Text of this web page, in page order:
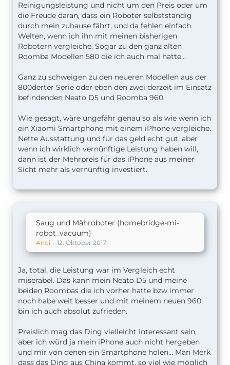
Reinigungsleistung und nicht um den Preis oder um
die Freude daran, dass ein Roboter selbstständig
durch mein zuhause fährt, und da fehlen einfach
Welten, wenn ich ihn mit meinen bisherigen
Robotern vergleiche. Sogar zu den ganz alten
Roomba Modellen 580 die ich auch mal hatte...
Ganz zu schweigen zu den neueren Modellen aus der
800derter Serie oder eben den zwei derzeit im Einsatz
befindenden Neato D5 und Roomba 960.
Wie gesagt, wäre ungefähr genau so als wie wenn ich
ein Xiaomi Smartphone mit einem iPhone vergleiche.
Nette Ausstattung und für das geld echt gut, aber
wenn ich wirklich vernünftige Leistung haben will,
dann ist der Mehrpreis für das iPhone aus meiner
Sicht mehr als vernünftig investiert.
Saug und Mähroboter (homebridge-mi-
robot_vacuum)
Andi 12. Oktober 2017
Ja, total, die Leistung war im Vergleich echt
miserabel. Das kann mein Neato D5 und meine
beiden Roombas die ich vorher hatte bzw immer
noch habe weit besser und mit meinem neuen 960
bin ich auch absolut zufrieden.
Preislich mag das Ding vielleicht interessant sein,
aber ich würd ja mein iPhone auch nicht hergeben
und mir von denen ein Smartphone holen... Man Merk
dass das Ding aus China kommt, so viel wie möglich